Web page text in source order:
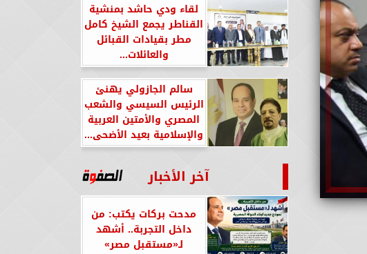
لقاء ودي حاشد بمنشية
القناطر يجمع الشيخ كامل
مطر بقيادات القبائل
والعائلات...
سالم الجازولي يهنئ
الرئيس السيسي والشعب
المصري والأمتين العربية
والإسلامية بعيد الأضحى...
آخر الأخبار
مدحت بركات يكتب: من
داخل التجربة.. أشهد
لـ«مستقبل مصر»